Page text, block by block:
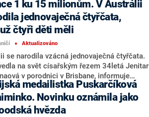
bříškem.
jednovaječná čtyřčata,
čtyři děti měli
■ Aktualizováno
se narodila vzácná jednovaječná čtyřčata.
na svět císařským řezem 34letá Jenitar
v porodnici v Brisbane, informuje
web britské BBC.
medailistka Puskarčíková
Novinku oznámila jako
hvězda